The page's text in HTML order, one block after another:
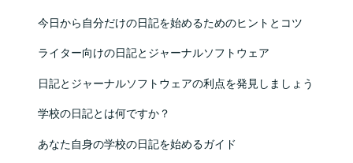
今日から自分だけの日記を始めるためのヒントとコツ
ライター向けの日記とジャーナルソフトウェア
日記とジャーナルソフトウェアの利点を発見しましょう
学校の日記とは何ですか？
あなた自身の学校の日記を始めるガイド